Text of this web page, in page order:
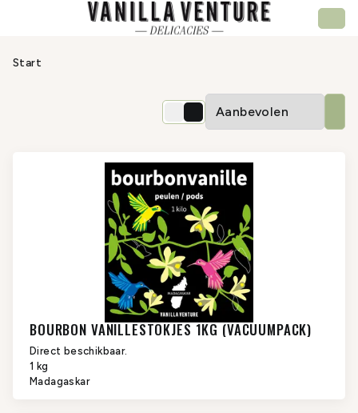
Start
BOURBON VANILLESTOKJES 1KG (VACUUMPACK)
Direct beschikbaar.
1 kg
Madagaskar